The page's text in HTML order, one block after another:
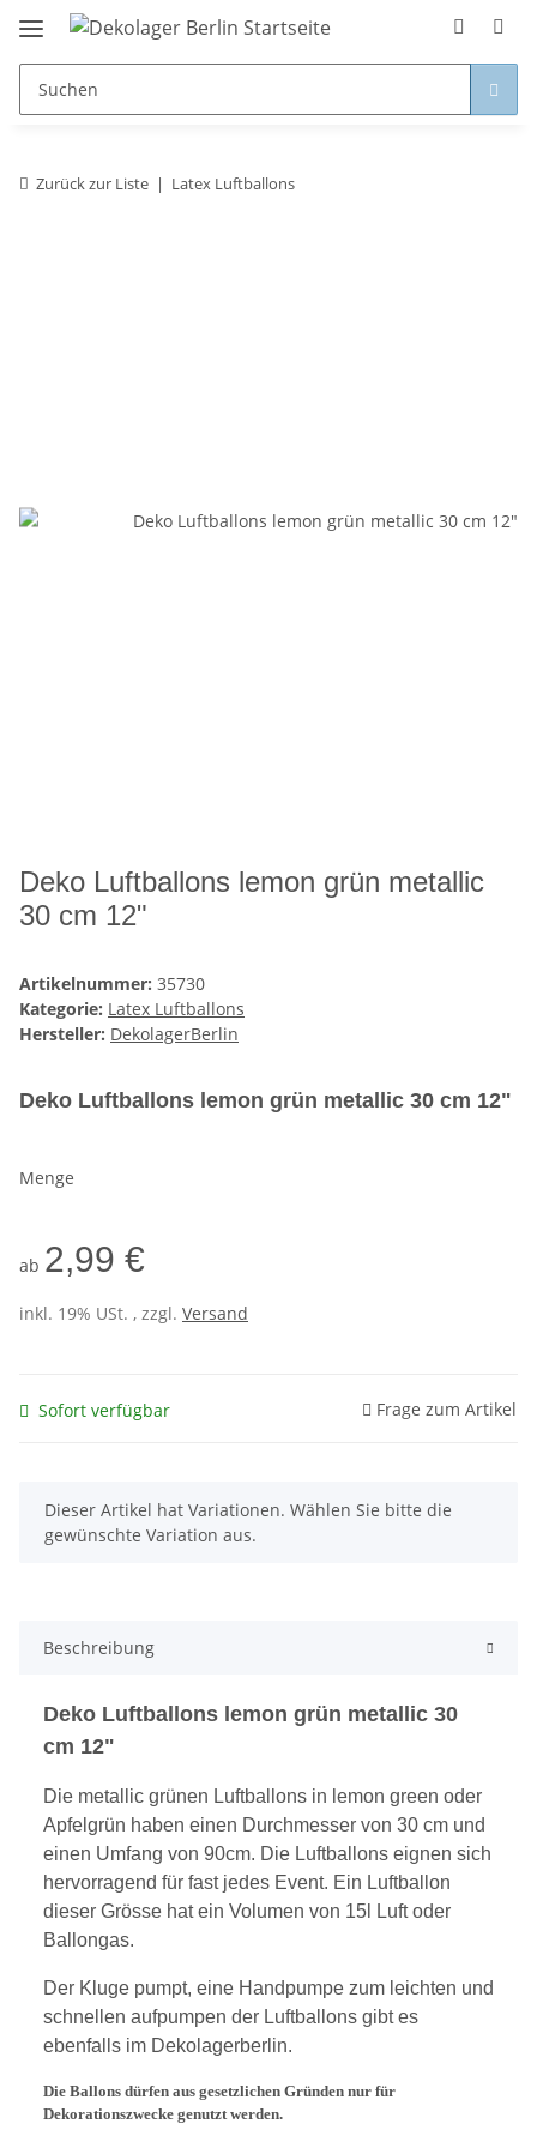
Zurück zur Liste Latex Luftballons
Deko Luftballons lemon grün metallic
30 cm 12"
Artikelnummer: 35730
Kategorie: Latex Luftballons
Hersteller: DekolagerBerlin
Deko Luftballons lemon grün metallic 30 cm 12"
Menge
ab 2,99 €
inkl. 19% USt. , zzgl. Versand
Sofort verfügbar Frage zum Artikel
x
Dieser Artikel hat Variationen. Wählen Sie bitte die
gewünschte Variation aus.
Beschreibung
Deko Luftballons lemon grün metallic 30
cm 12"
Die metallic grünen Luftballons in lemon green oder
Apfelgrün haben einen Durchmesser von 30 cm und
einen Umfang von 90cm. Die Luftballons eignen sich
hervorragend für fast jedes Event. Ein Luftballon
dieser Grösse hat ein Volumen von 15l Luft oder
Ballongas.
Der Kluge pumpt, eine Handpumpe zum leichten und
schnellen aufpumpen der Luftballons gibt es
ebenfalls im Dekolagerberlin.
Die Ballons dürfen aus gesetzlichen Gründen nur für
Dekorationszwecke genutzt werden.